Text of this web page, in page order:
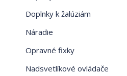
Doplnky k žalúziám
Náradie
Opravné fixky
Nadsvetlíkové ovládače